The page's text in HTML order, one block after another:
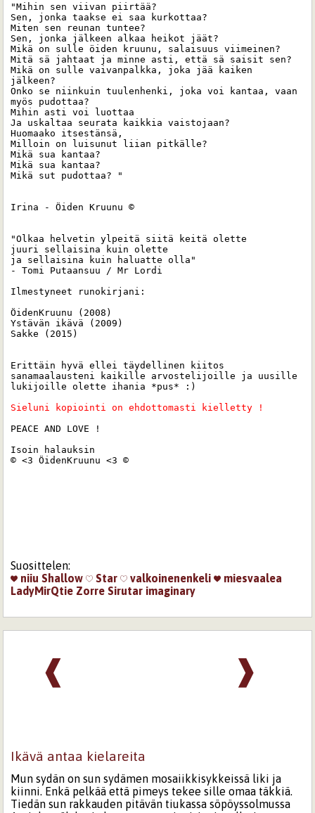
"Mihin sen viivan piirtää?
Sen, jonka taakse ei saa kurkottaa?
Miten sen reunan tuntee?
Sen, jonka jälkeen alkaa heikot jäät?
Mikä on sulle öiden kruunu, salaisuus viimeinen?
Mitä sä jahtaat ja minne asti, että sä saisit sen?
Mikä on sulle vaivanpalkka, joka jää kaiken
jälkeen?
Onko se niinkuin tuulenhenki, joka voi kantaa, vaan
myös pudottaa?
Mihin asti voi luottaa
Ja uskaltaa seurata kaikkia vaistojaan?
Huomaako itsestänsä,
Milloin on luisunut liian pitkälle?
Mikä sua kantaa?
Mikä sua kantaa?
Mikä sut pudottaa? "
Irina - Öiden Kruunu ©
"Olkaa helvetin ylpeitä siitä keitä olette
juuri sellaisina kuin olette
ja sellaisina kuin haluatte olla"
- Tomi Putaansuu / Mr Lordi
Ilmestyneet runokirjani:
ÖidenKruunu (2008)
Ystävän ikävä (2009)
Sakke (2015)
Erittäin hyvä ellei täydellinen kiitos
sanamaalausteni kaikille arvostelijoille ja uusille
lukijoille olette ihania *pus* :)
Sieluni kopiointi on ehdottomasti kielletty !
PEACE AND LOVE !
Isoin halauksin
© <3 ÖidenKruunu <3 ©
Suosittelen:
niiu Shallow Star valkoinenenkeli
miesvaalea
LadyMirQtie Zorre Sirutar imaginary
❱
❰
Ikävä antaa kielareita
Mun sydän on sun sydämen mosaiikkisykkeissä liki ja
kiinni. Enkä pelkää että pimeys tekee sille omaa täkkiä.
Tiedän sun rakkauden pitävän tiukassa söpöyssolmussa